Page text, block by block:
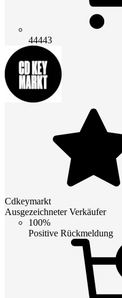
44443
Cdkeymarkt
Ausgezeichneter Verkäufer
100%
Positive Rückmeldung